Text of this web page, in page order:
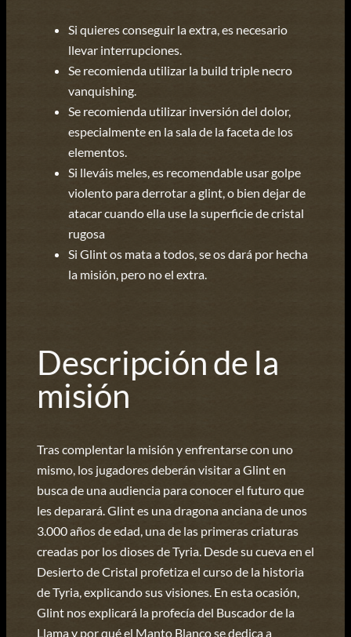
Si quieres conseguir la extra, es necesario
llevar interrupciones.
Se recomienda utilizar la build triple necro
vanquishing.
Se recomienda utilizar inversión del dolor,
especialmente en la sala de la faceta de los
elementos.
Si lleváis meles, es recomendable usar golpe
violento para derrotar a glint, o bien dejar de
atacar cuando ella use la superficie de cristal
rugosa
Si Glint os mata a todos, se os dará por hecha
la misión, pero no el extra.
Descripción de la
misión
Tras complentar la misión y enfrentarse con uno
mismo, los jugadores deberán visitar a Glint en
busca de una audiencia para conocer el futuro que
les deparará. Glint es una dragona anciana de unos
3.000 años de edad, una de las primeras criaturas
creadas por los dioses de Tyria. Desde su cueva en el
Desierto de Cristal profetiza el curso de la historia
de Tyria, explicando sus visiones. En esta ocasión,
Glint nos explicará la profecía del Buscador de la
Llama y por qué el Manto Blanco se dedica a